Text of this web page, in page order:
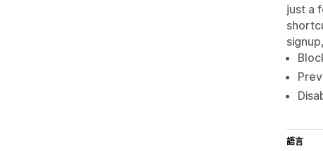
just a
語言